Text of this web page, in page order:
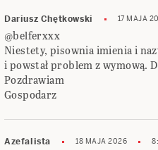
Dariusz Chętkowski 17 MAJA
@belferxxx
Niestety, pisownia imienia i
i powstał problem z wymową.
Pozdrawiam
Gospodarz
Azefalista 18 MAJA 2026